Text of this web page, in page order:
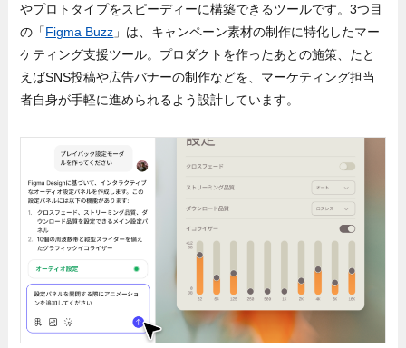
やプロトタイプをスピーディーに構築できるツールです。3つ目
の「Figma Buzz 」は、キャンペーン素材の制作に特化したマー
ケティング支援ツール。プロダクトを作ったあとの施策、たと
えばSNS投稿や広告バナーの制作などを、マーケティング担当
者自身が手軽に進められるよう設計しています。